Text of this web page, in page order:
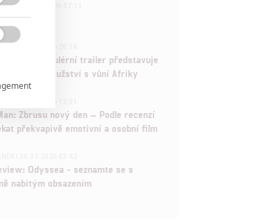
FILM | 01.08.2026 07:11
a kostí: Regulérní trailer představuje
dobrodružství s vůní Afriky
Zbrusu nový den – Podle recenzí
překvapivě emotivní a osobní film
Odyssea - seznamte se s
nabitým obsazením